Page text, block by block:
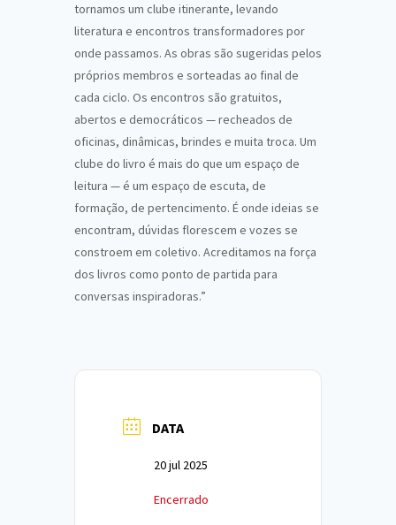
tornamos um clube itinerante, levando
literatura e encontros transformadores por
onde passamos. As obras são sugeridas pelos
próprios membros e sorteadas ao final de
cada ciclo. Os encontros são gratuitos,
abertos e democráticos — recheados de
oficinas, dinâmicas, brindes e muita troca. Um
clube do livro é mais do que um espaço de
leitura — é um espaço de escuta, de
formação, de pertencimento. É onde ideias se
encontram, dúvidas florescem e vozes se
constroem em coletivo. Acreditamos na força
dos livros como ponto de partida para
conversas inspiradoras.”
DATA
20 jul 2025
Encerrado